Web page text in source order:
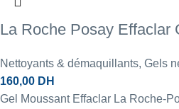
La Roche Posay Effaclar
Nettoyants & démaquillants, Gels
160,00 DH
Gel Moussant Effaclar La Roche-